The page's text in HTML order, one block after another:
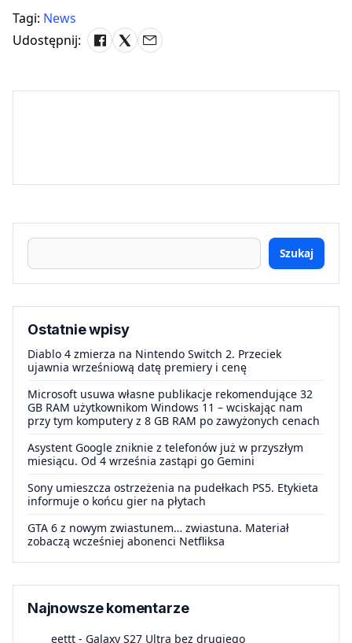
Tagi: News
Udostępnij:
Szukaj
Ostatnie wpisy
Diablo 4 zmierza na Nintendo Switch 2. Przeciek
ujawnia wrześniową datę premiery i cenę
Microsoft usuwa własne publikacje rekomendujące 32
GB RAM użytkownikom Windows 11 – wciskając nam
przy tym komputery z 8 GB RAM po zawyżonych cenach
Asystent Google zniknie z telefonów już w przyszłym
miesiącu. Od 4 września zastąpi go Gemini
Sony umieszcza ostrzeżenia na pudełkach PS5. Etykieta
informuje o końcu gier na płytach
GTA 6 z nowym zwiastunem… zwiastuna. Materiał
zobaczą wcześniej abonenci Netfliksa
Najnowsze komentarze
eettt - Galaxy S27 Ultra bez drugiego